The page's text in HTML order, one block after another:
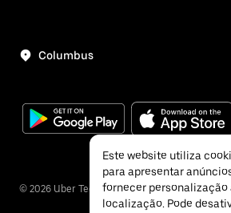
Columbus
© 2026 Uber Technologies Inc.
Este website utiliza
para apresentar
fornecer personalização
localização. Pode